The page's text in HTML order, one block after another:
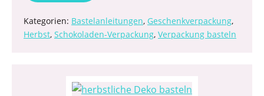
Kategorien: Bastelanleitungen, Geschenkverpackung,
Herbst, Schokoladen-Verpackung, Verpackung basteln